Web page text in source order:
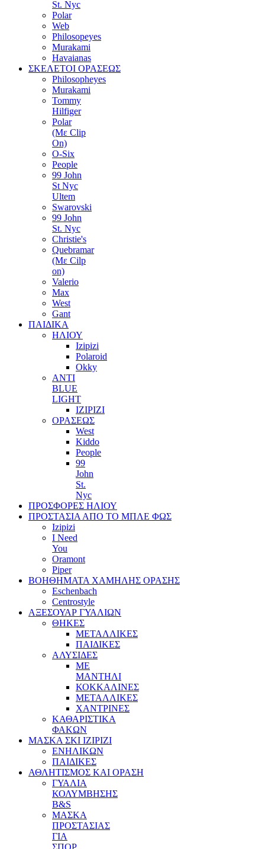
St. Nyc
Polar
Web
Philosopeyes
Murakami
Havaianas
ΣΚΕΛΕΤΟΙ ΟΡΑΣΕΩΣ
Philosopheyes
Murakami
Tommy
Hilfiger
Polar
(Με Clip
On)
O-Six
People
99 John
St Nyc
Ultem
Swarovski
99 John
St. Nyc
Christie's
Quebramar
(Με Cilp
on)
Valerio
Max
West
Gant
ΠΑΙΔΙΚΑ
ΗΛΙΟΥ
Izipizi
Polaroid
Okky
ANTI
BLUE
LIGHT
IZIPIZI
ΟΡΑΣΕΩΣ
West
Kiddo
People
99
John
St.
Nyc
ΠΡΟΣΦΟΡΕΣ ΗΛΙΟΥ
ΠΡΟΣΤΑΣΙΑ ΑΠΟ ΤΟ ΜΠΛΕ ΦΩΣ
Izipizi
I Need
You
Oramont
Piper
ΒΟΗΘΗΜΑΤΑ ΧΑΜΗΛΗΣ ΟΡΑΣΗΣ
Eschenbach
Centrostyle
ΑΞΕΣΟΥΑΡ ΓΥΑΛΙΩΝ
ΘΗΚΕΣ
ΜΕΤΑΛΛΙΚΕΣ
ΠΑΙΔΙΚΕΣ
ΑΛΥΣΙΔΕΣ
ΜΕ
ΜΑΝΤΗΛΙ
ΚΟΚΚΑΛΙΝΕΣ
ΜΕΤΑΛΛΙΚΕΣ
ΧΑΝΤΡΙΝΕΣ
ΚΑΘΑΡΙΣΤΙΚΑ
ΦΑΚΩΝ
ΜΑΣΚΑ ΣΚΙ IZIPIZI
ΕΝΗΛΙΚΩΝ
ΠΑΙΔΙΚΕΣ
ΑΘΛΗΤΙΣΜΟΣ ΚΑΙ ΟΡΑΣΗ
ΓΥΑΛΙΑ
ΚΟΛΥΜΒΗΣΗΣ
B&S
ΜΑΣΚΑ
ΠΡΟΣΤΑΣΙΑΣ
ΓΙΑ
ΣΠΟΡ